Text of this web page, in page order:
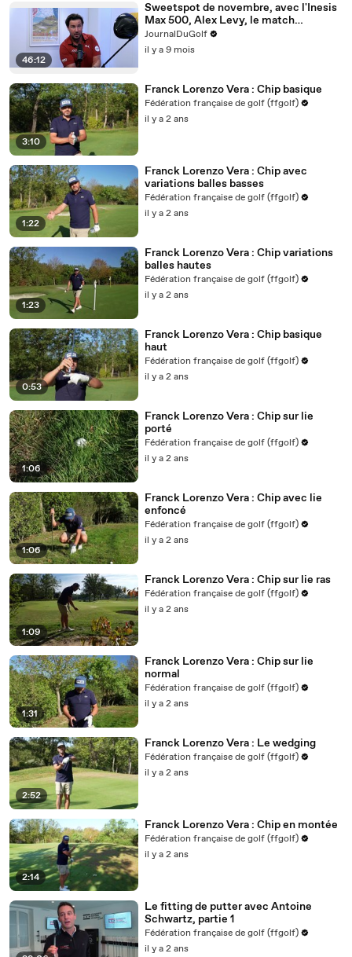
46:12
Sweetspot de novembre, avec l'Inesis
Max 500, Alex Levy, le match
persimon / titane et même la hype des
niveaux à bulle !
JournalDuGolf
il y a 9 mois
3:10
Franck Lorenzo Vera : Chip basique
Fédération française de golf (ffgolf)
il y a 2 ans
1:22
Franck Lorenzo Vera : Chip avec
variations balles basses
Fédération française de golf (ffgolf)
il y a 2 ans
1:23
Franck Lorenzo Vera : Chip variations
balles hautes
Fédération française de golf (ffgolf)
il y a 2 ans
0:53
Franck Lorenzo Vera : Chip basique
haut
Fédération française de golf (ffgolf)
il y a 2 ans
1:06
Franck Lorenzo Vera : Chip sur lie
porté
Fédération française de golf (ffgolf)
il y a 2 ans
1:06
Franck Lorenzo Vera : Chip avec lie
enfoncé
Fédération française de golf (ffgolf)
il y a 2 ans
1:09
Franck Lorenzo Vera : Chip sur lie ras
Fédération française de golf (ffgolf)
il y a 2 ans
1:31
Franck Lorenzo Vera : Chip sur lie
normal
Fédération française de golf (ffgolf)
il y a 2 ans
2:52
Franck Lorenzo Vera : Le wedging
Fédération française de golf (ffgolf)
il y a 2 ans
2:14
Franck Lorenzo Vera : Chip en montée
Fédération française de golf (ffgolf)
il y a 2 ans
Le fitting de putter avec Antoine
Schwartz, partie 1
Fédération française de golf (ffgolf)
il y a 2 ans